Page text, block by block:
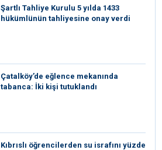
Şartlı Tahliye Kurulu 5 yılda 1433
hükümlünün tahliyesine onay verdi
Çatalköy’de eğlence mekanında
tabanca: İki kişi tutuklandı
Kıbrıslı öğrencilerden su israfını yüzde